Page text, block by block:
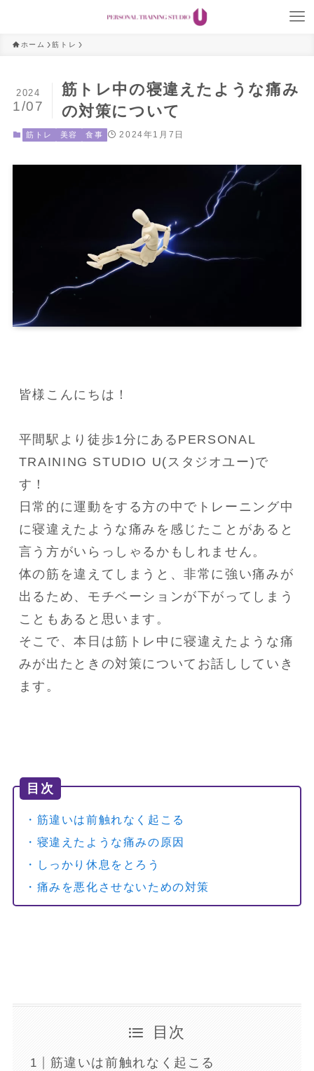
ホーム 筋トレ
筋トレ中の寝違えたような痛み
の対策について
2024
1/07
筋トレ 美容 食事 2024年1月7日
皆様こんにちは！
平間駅より徒歩1分にあるPERSONAL
TRAINING STUDIO U(スタジオユー)で
す！
日常的に運動をする方の中でトレーニング中
に寝違えたような痛みを感じたことがあると
言う方がいらっしゃるかもしれません。
体の筋を違えてしまうと、非常に強い痛みが
出るため、モチベーションが下がってしまう
こともあると思います。
そこで、本日は筋トレ中に寝違えたような痛
みが出たときの対策についてお話ししていき
ます。
目次
・筋違いは前触れなく起こる
・寝違えたような痛みの原因
・しっかり休息をとろう
・痛みを悪化させないための対策
目次
筋違いは前触れなく起こる